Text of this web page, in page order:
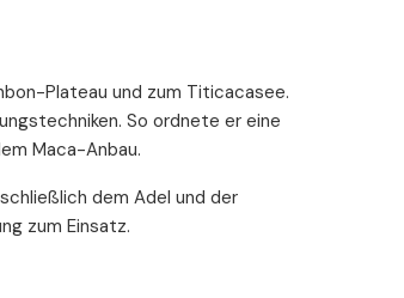
Plateau und zum Titicacasee.
So ordnete er eine
Maca-Anbau.
dem Adel und der
zum Einsatz.